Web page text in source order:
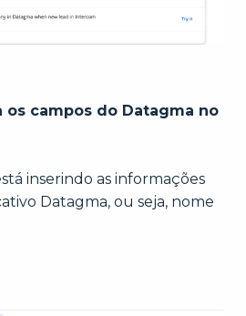
os campos do Datagma no
inserindo as informações
Datagma, ou seja, nome